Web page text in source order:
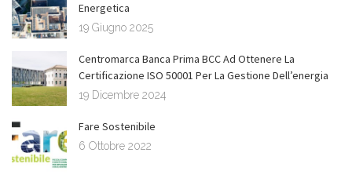
Energetica
19 Giugno 2025
Centromarca Banca Prima BCC Ad Ottenere La
Certificazione ISO 50001 Per La Gestione Dell’energia
19 Dicembre 2024
Fare Sostenibile
6 Ottobre 2022